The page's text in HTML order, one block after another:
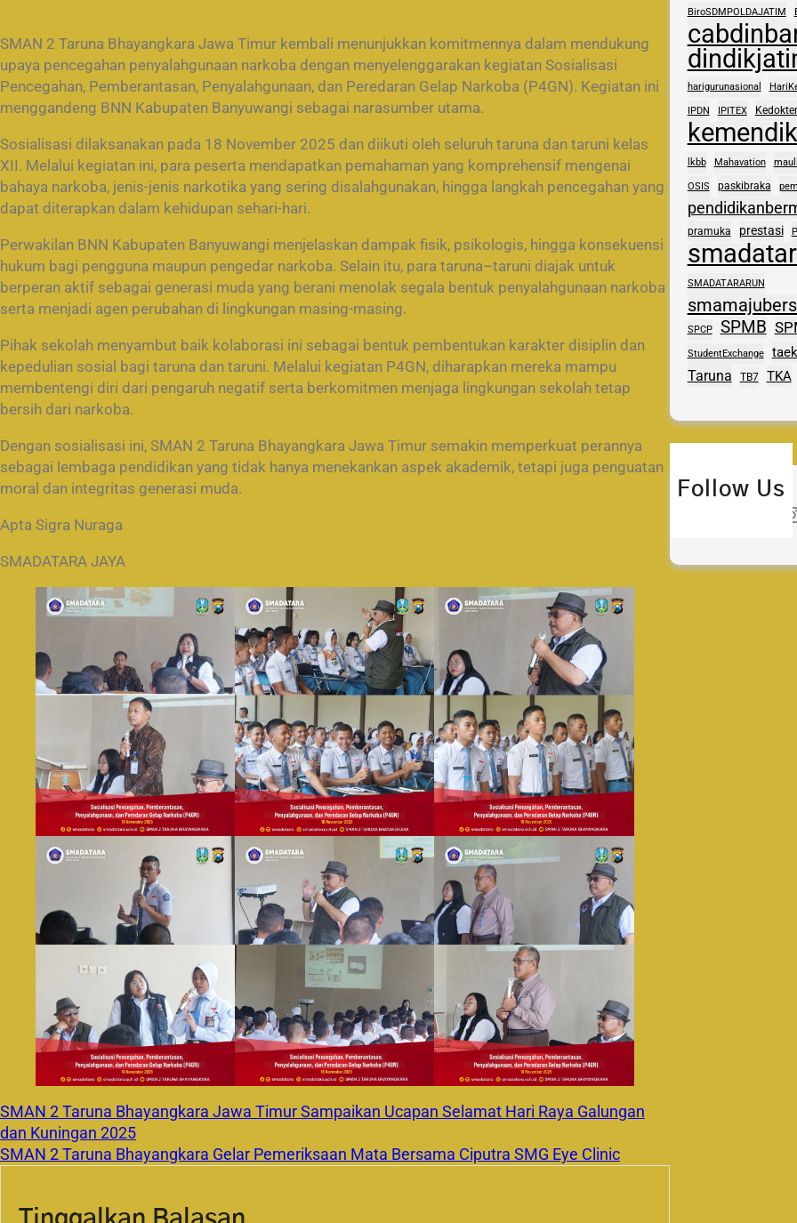
SMAN 2 Taruna Bhayangkara Jawa Timur kembali menunjukkan komitmennya dalam mendukung
upaya pencegahan penyalahgunaan narkoba dengan menyelenggarakan kegiatan Sosialisasi
Pencegahan, Pemberantasan, Penyalahgunaan, dan Peredaran Gelap Narkoba (P4GN). Kegiatan ini
menggandeng BNN Kabupaten Banyuwangi sebagai narasumber utama.
Sosialisasi dilaksanakan pada 18 November 2025 dan diikuti oleh seluruh taruna dan taruni kelas
XII. Melalui kegiatan ini, para peserta mendapatkan pemahaman yang komprehensif mengenai
bahaya narkoba, jenis-jenis narkotika yang sering disalahgunakan, hingga langkah pencegahan yang
dapat diterapkan dalam kehidupan sehari-hari.
Perwakilan BNN Kabupaten Banyuwangi menjelaskan dampak fisik, psikologis, hingga konsekuensi
hukum bagi pengguna maupun pengedar narkoba. Selain itu, para taruna–taruni diajak untuk
berperan aktif sebagai generasi muda yang berani menolak segala bentuk penyalahgunaan narkoba
serta menjadi agen perubahan di lingkungan masing-masing.
Pihak sekolah menyambut baik kolaborasi ini sebagai bentuk pembentukan karakter disiplin dan
kepedulian sosial bagi taruna dan taruni. Melalui kegiatan P4GN, diharapkan mereka mampu
membentengi diri dari pengaruh negatif serta berkomitmen menjaga lingkungan sekolah tetap
bersih dari narkoba.
Dengan sosialisasi ini, SMAN 2 Taruna Bhayangkara Jawa Timur semakin memperkuat perannya
sebagai lembaga pendidikan yang tidak hanya menekankan aspek akademik, tetapi juga penguatan
moral dan integritas generasi muda.
Apta Sigra Nuraga
SMADATARA JAYA
SMAN 2 Taruna Bhayangkara Jawa Timur Sampaikan Ucapan Selamat Hari Raya Galungan
dan Kuningan 2025
SMAN 2 Taruna Bhayangkara Gelar Pemeriksaan Mata Bersama Ciputra SMG Eye Clinic
BiroSDMPOLDAJATIM
harigurunasional
IPDN IPITEX
lkbb Mahavation
OSIS paskibraka
pramuka prestasi
SMADATARARUN
SPCP SPMB
StudentExchange
Taruna TB7 TKA
Follow Us